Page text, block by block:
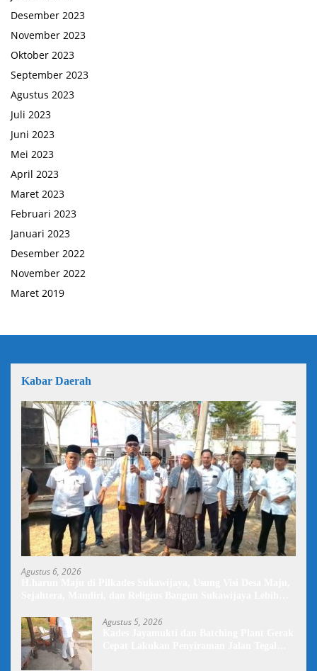
Desember 2023
November 2023
Oktober 2023
September 2023
Agustus 2023
Juli 2023
Juni 2023
Mei 2023
April 2023
Maret 2023
Februari 2023
Januari 2023
Desember 2022
November 2022
Maret 2019
Kabar Daerah
Agustus 6, 2026
Agustus 5, 2026